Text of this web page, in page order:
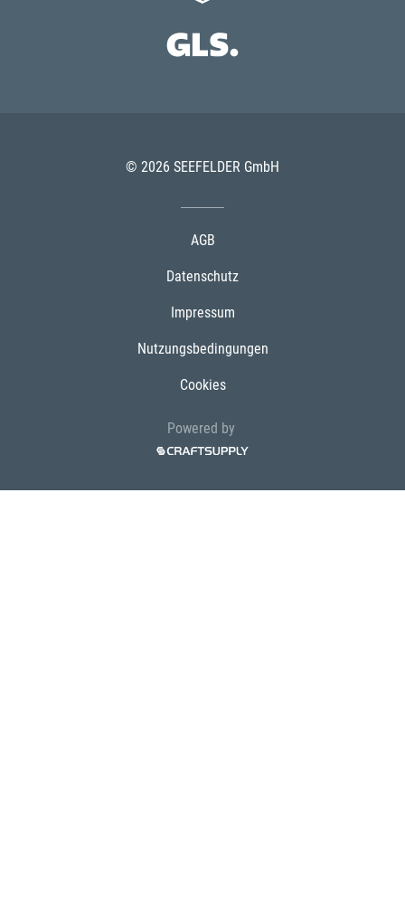
© 2026 SEEFELDER GmbH
AGB
Datenschutz
Impressum
Nutzungsbedingungen
Cookies
Powered by